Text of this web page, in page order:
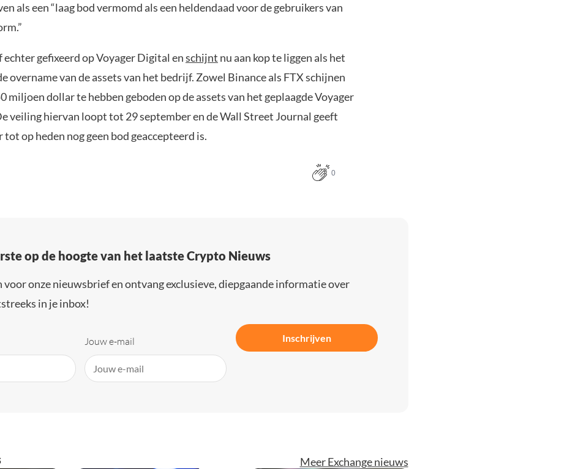
als een “laag bod vermomd als een heldendaad voor de gebruikers van
echter gefixeerd op Voyager Digital enschijnt nu aan kop te liggen als het
overname van de assets van het bedrijf. Zowel Binance als FTX schijnen
miljoen dollar te hebben geboden op de assets van het geplaagde Voyager
veiling hiervan loopt tot 29 september en de Wall Street Journal geeft
tot op heden nog geen bod geaccepteerd is.
0
op de hoogte van het laatste Crypto Nieuws
voor onze nieuwsbrief en ontvang exclusieve, diepgaande informatie over
in je inbox!
Jouw e-mail Inschrijven
Meer Exchange nieuws